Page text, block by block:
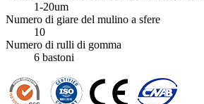
1-20um
Numero di giare del mulino a sfere
10
Numero di rulli di gomma
6 bastoni